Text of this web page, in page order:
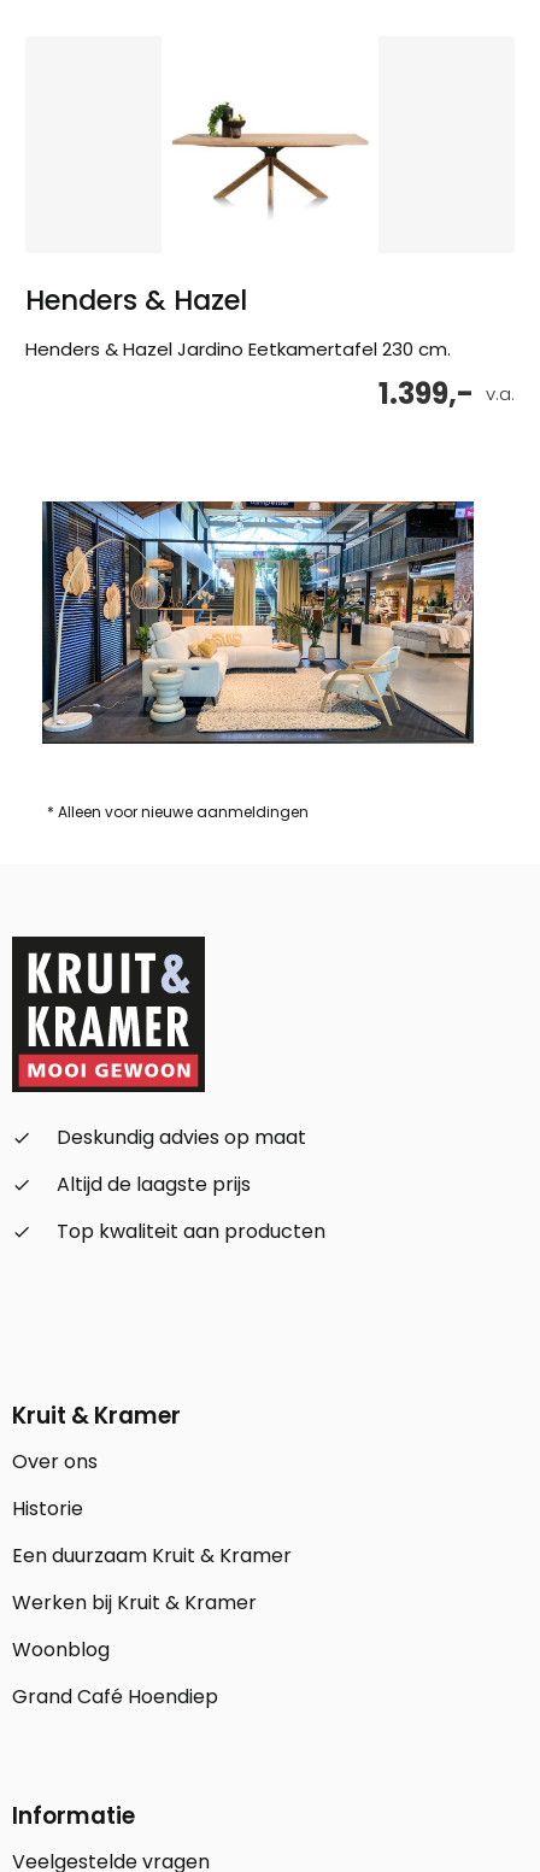
Henders & Hazel
Henders & Hazel Jardino Eetkamertafel 230 cm.
v.a.
1.399,-
* Alleen voor nieuwe aanmeldingen
check_small
Deskundig advies op maat
check_small
Altijd de laagste prijs
check_small
Top kwaliteit aan producten
Kruit & Kramer
Over ons
Historie
Een duurzaam Kruit & Kramer
Werken bij Kruit & Kramer
Woonblog
Grand Café Hoendiep
Informatie
Veelgestelde vragen